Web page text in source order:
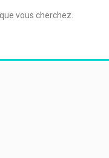
vous cherchez.